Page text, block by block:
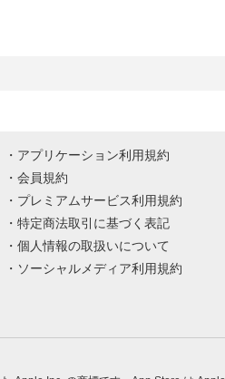
アプリケーション利用規約
会員規約
プレミアムサービス利用規約
特定商法取引に基づく表記
個人情報の取扱いについて
ソーシャルメディア利用規約